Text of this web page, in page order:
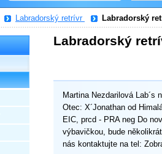
Labradorský retrívr Labradorský
Labradorský
Martina Nezdarilová
Otec: X´Jonathan od
EIC, prcd - PRA neg Do
výbavičkou, bude
nás kontaktujte na tel: